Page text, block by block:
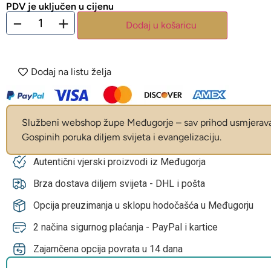
PDV je uključen u cijenu
− + Dodaj u košaricu
Dodaj na listu želja
Službeni webshop župe Međugorje – sav prihod
Gospinih poruka diljem svijeta i evangelizaciju.
Autentični vjerski proizvodi iz Međugorja
Brza dostava diljem svijeta - DHL i pošta
Opcija preuzimanja u sklopu hodočašća u Međugorju
2 načina sigurnog plaćanja - PayPal i kartice
Zajamčena opcija povrata u 14 dana